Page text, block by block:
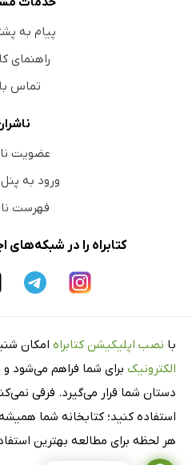
پیام به
راهنمای
تماس
عضویت
ورود به
فهرست
کتابراه را در شبکه‌های
با نصب اپلیکیشن کتابراه امکان
الکترونیک برای شما فراهم می‌شود و
دستان شما قرار می‌گیرد. فرقی
استفاده کنید؛ کتابخانه شما
هر لحظه برای مطالعه بهترین